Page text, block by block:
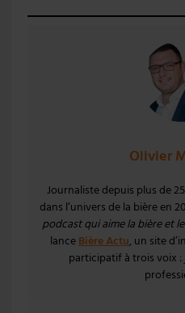
Olivier
Journaliste depuis plus de
dans l’univers de la bière en
podcast qui aime la bière et
lance Bière Actu, un site
participatif à trois voix